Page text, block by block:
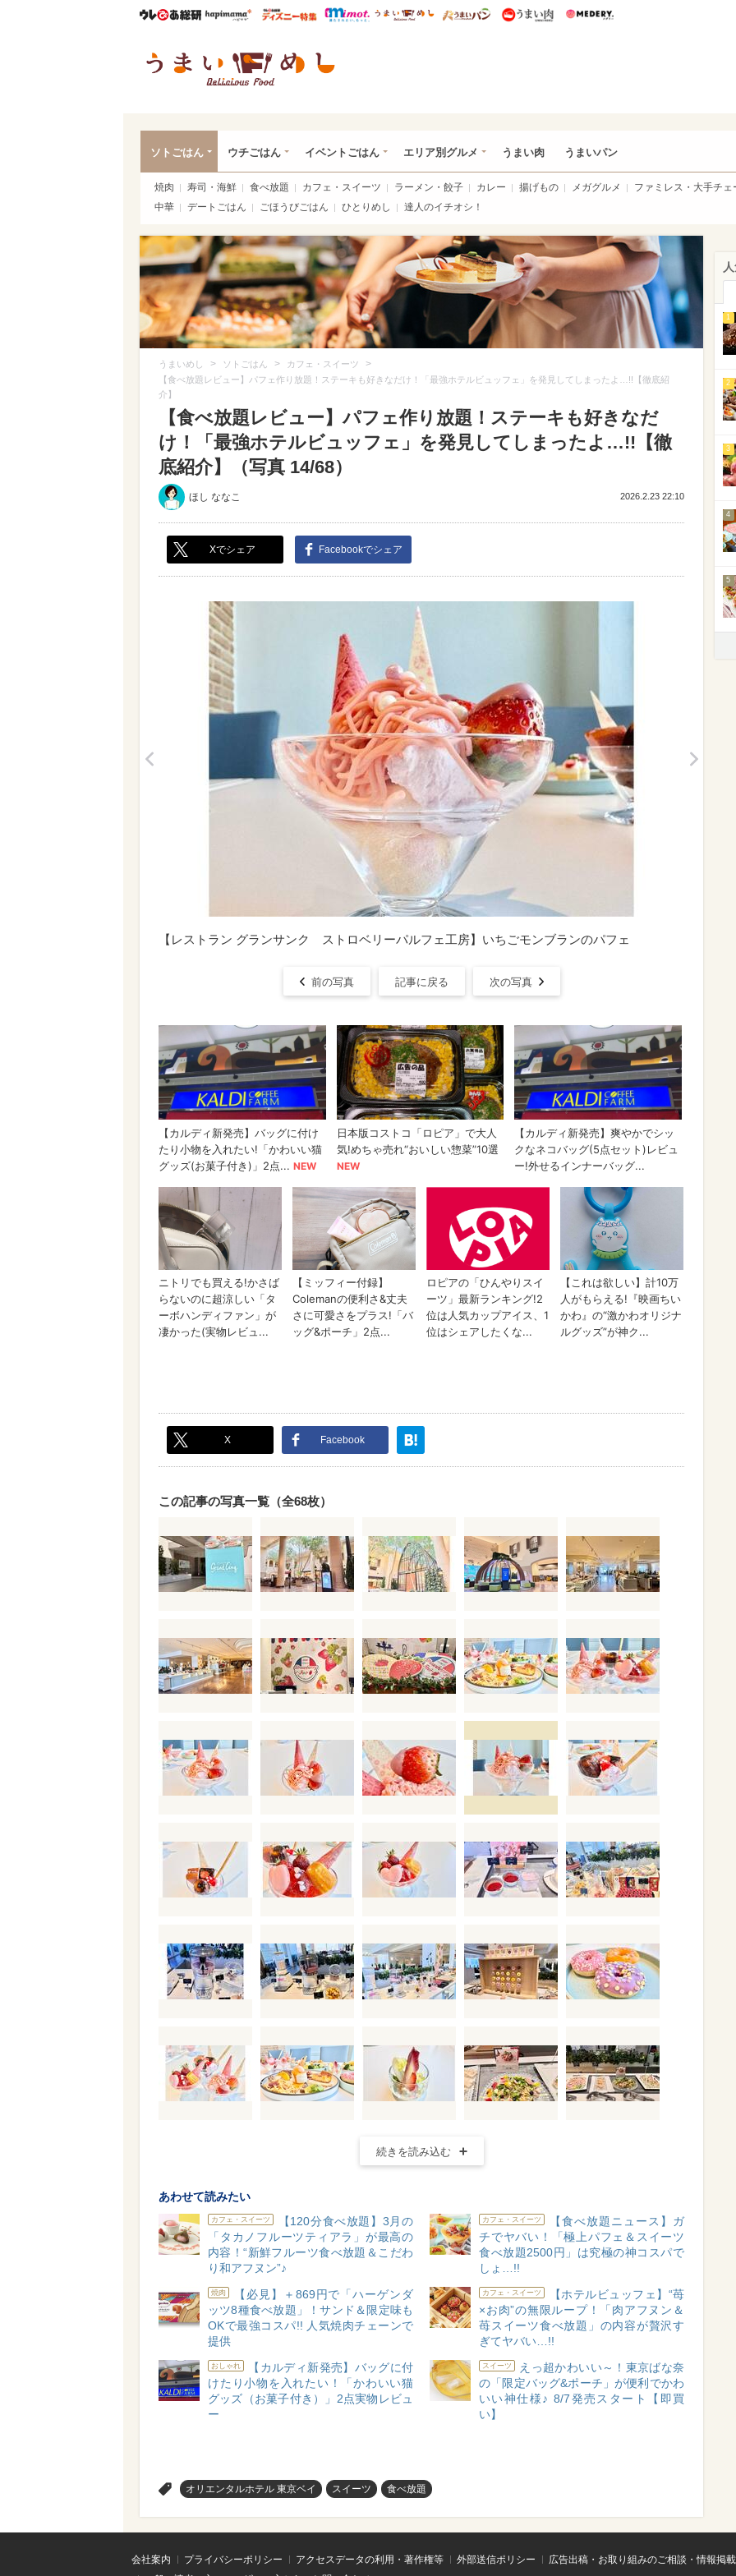
ウレぴあ総研ハピママ* ウレぴあ総研 ディズニー特集
mimot. うまいめし うまいパン うまい肉
ソトごはん ウチごはん イベントごはん エリア別グルメ うまい肉 うまいパン
焼肉 寿司・海鮮 食べ放題 カフェ・スイーツ ラーメン・餃子 カレー 揚げもの メガグルメ
ファミレス・大手チェ
中華
デートごはん ごほうびごはん ひとりめし 達人のイチオシ！
うまいめし > ソトごはん > カフェ・スイーツ >
【食べ放題レビュー】パフェ作り放題！ステーキも好きなだけ！「最強ホテルビュッフェ」を発見してしまったよ…!!【徹底紹
介】
【食べ放題レビュー】パフェ作り放題！ステーキも好きなだ
け！「最強ホテルビュッフェ」を発見してしまったよ…!!【徹
底紹介】（写真 14/68）
ほし ななこ 2026.2.23 22:10
Xでシェア Facebookでシェア
【レストラン グランサンク ストロベリーパルフェ工房】いちごモンブランのパフェ
前の写真 記事に戻る 次の写真
X Facebook
この記事の写真一覧（全68枚）
続きを読み込む
あわせて読みたい
カフェ・スイーツ
【120分食べ放題】3月の
「タカノフルーツティアラ」が最高の
内容！“新鮮フルーツ食べ放題＆こだわ
り和アフヌン”♪
カフェ・スイーツ
【食べ放題ニュース】ガ
チでヤバい！「極上パフェ＆スイーツ
食べ放題2500円」は究極の神コスパで
しょ…!!
焼肉
【必見】＋869円で「ハーゲンダ
ッツ8種食べ放題」！サンド＆限定味も
OKで最強コスパ!! 人気焼肉チェーンで
提供
カフェ・スイーツ
【ホテルビュッフェ】“苺
×お肉”の無限ループ！「肉アフヌン＆
苺スイーツ食べ放題」の内容が贅沢す
ぎてヤバい…!!
おしゃれ
【カルディ新発売】バッグに付
けたり小物を入れたい！「かわいい猫
グッズ（お菓子付き）」2点実物レビュ
ー
スイーツ
えっ超かわいい～！東京ばな奈
の「限定バッグ&ポーチ」が便利でかわ
いい神仕様♪ 8/7発売スタート【即買
い】
オリエンタルホテル 東京ベイ スイーツ 食べ放題
1
2
3
4
5
会社案内 プライバシーポリシー アクセスデータの利用・著作権等 外部送信ポリシー
広告出稿・お取り組みのご相談・情報掲